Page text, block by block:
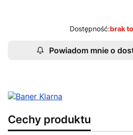
Dostępność:brak
Powiadom mnie o
Cechy produktu